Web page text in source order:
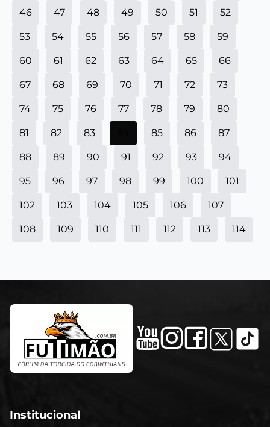
46 47 48 49 50 51 52
53 54 55 56 57 58 59
60 61 62 63 64 65 66
67 68 69 70 71 72 73
74 75 76 77 78 79 80
81 82 83 85 86 87
88 89 90 91 92 93 94
95 96 97 98 99 100 101
102 103 104 105 106 107
108 109 110 111 112 113 114
Institucional